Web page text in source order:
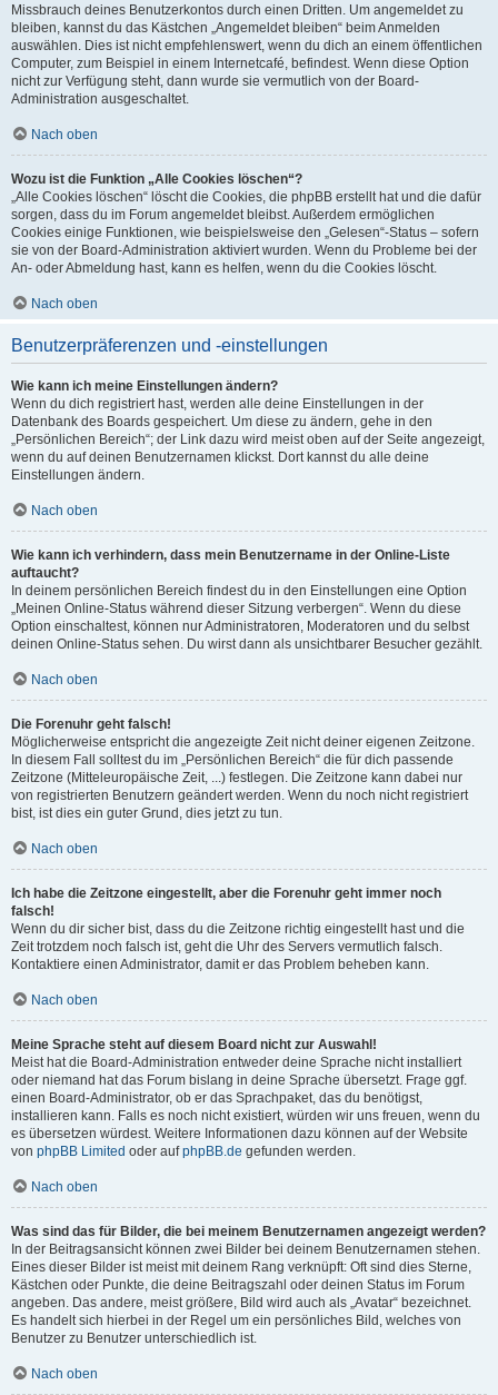
Missbrauch deines Benutzerkontos durch einen Dritten. Um angemeldet zu
bleiben, kannst du das Kästchen „Angemeldet bleiben“ beim Anmelden
auswählen. Dies ist nicht empfehlenswert, wenn du dich an einem öffentlichen
Computer, zum Beispiel in einem Internetcafé, befindest. Wenn diese Option
nicht zur Verfügung steht, dann wurde sie vermutlich von der Board-
Administration ausgeschaltet.
Nach oben
Wozu ist die Funktion „Alle Cookies löschen“?
„Alle Cookies löschen“ löscht die Cookies, die phpBB erstellt hat und die dafür
sorgen, dass du im Forum angemeldet bleibst. Außerdem ermöglichen
Cookies einige Funktionen, wie beispielsweise den „Gelesen“-Status – sofern
sie von der Board-Administration aktiviert wurden. Wenn du Probleme bei der
An- oder Abmeldung hast, kann es helfen, wenn du die Cookies löscht.
Nach oben
Benutzerpräferenzen und -einstellungen
Wie kann ich meine Einstellungen ändern?
Wenn du dich registriert hast, werden alle deine Einstellungen in der
Datenbank des Boards gespeichert. Um diese zu ändern, gehe in den
„Persönlichen Bereich“; der Link dazu wird meist oben auf der Seite angezeigt,
wenn du auf deinen Benutzernamen klickst. Dort kannst du alle deine
Einstellungen ändern.
Nach oben
Wie kann ich verhindern, dass mein Benutzername in der Online-Liste
auftaucht?
In deinem persönlichen Bereich findest du in den Einstellungen eine Option
„Meinen Online-Status während dieser Sitzung verbergen“. Wenn du diese
Option einschaltest, können nur Administratoren, Moderatoren und du selbst
deinen Online-Status sehen. Du wirst dann als unsichtbarer Besucher gezählt.
Nach oben
Die Forenuhr geht falsch!
Möglicherweise entspricht die angezeigte Zeit nicht deiner eigenen Zeitzone.
In diesem Fall solltest du im „Persönlichen Bereich“ die für dich passende
Zeitzone (Mitteleuropäische Zeit, ...) festlegen. Die Zeitzone kann dabei nur
von registrierten Benutzern geändert werden. Wenn du noch nicht registriert
bist, ist dies ein guter Grund, dies jetzt zu tun.
Nach oben
Ich habe die Zeitzone eingestellt, aber die Forenuhr geht immer noch
falsch!
Wenn du dir sicher bist, dass du die Zeitzone richtig eingestellt hast und die
Zeit trotzdem noch falsch ist, geht die Uhr des Servers vermutlich falsch.
Kontaktiere einen Administrator, damit er das Problem beheben kann.
Nach oben
Meine Sprache steht auf diesem Board nicht zur Auswahl!
Meist hat die Board-Administration entweder deine Sprache nicht installiert
oder niemand hat das Forum bislang in deine Sprache übersetzt. Frage ggf.
einen Board-Administrator, ob er das Sprachpaket, das du benötigst,
installieren kann. Falls es noch nicht existiert, würden wir uns freuen, wenn du
es übersetzen würdest. Weitere Informationen dazu können auf der Website
von phpBB Limited oder aufphpBB.de gefunden werden.
Nach oben
Was sind das für Bilder, die bei meinem Benutzernamen angezeigt werden?
In der Beitragsansicht können zwei Bilder bei deinem Benutzernamen stehen.
Eines dieser Bilder ist meist mit deinem Rang verknüpft: Oft sind dies Sterne,
Kästchen oder Punkte, die deine Beitragszahl oder deinen Status im Forum
angeben. Das andere, meist größere, Bild wird auch als „Avatar“ bezeichnet.
Es handelt sich hierbei in der Regel um ein persönliches Bild, welches von
Benutzer zu Benutzer unterschiedlich ist.
Nach oben